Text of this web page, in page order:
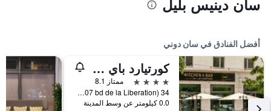
سان دينيس بليل
أفضل الفنادق في سان دوني
كورتيارد باي ماريوت باريس سانت دينيس
4 نجوم
ممتاز 8.1
34 bd de la Liberation, Zac Pleyel, (Gps adress: 107 bd de la Liberation), سان دوني, إقليم سين سان دوني, فرنسا
0.0 كيلومتر عن وسط المدينة